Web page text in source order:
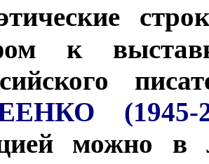
к
(1945-
можно в